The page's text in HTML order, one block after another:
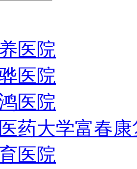
医院
医院
医院
药大学富春
医院